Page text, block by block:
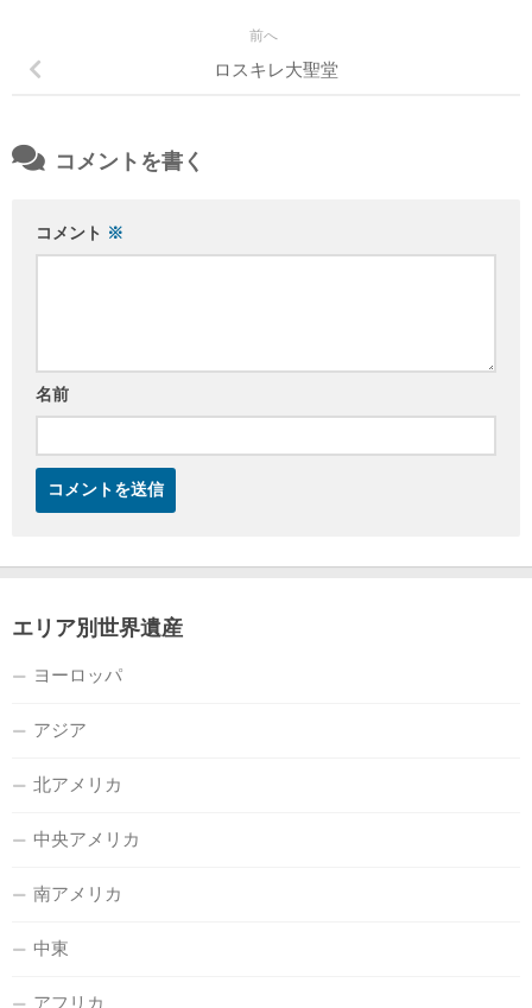
前へ
ロスキレ大聖堂
コメントを書く
コメント ※
名前
エリア別世界遺産
ヨーロッパ
アジア
北アメリカ
中央アメリカ
南アメリカ
中東
アフリカ